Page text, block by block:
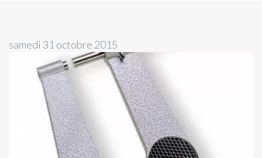
samedi 31 octobre 2015